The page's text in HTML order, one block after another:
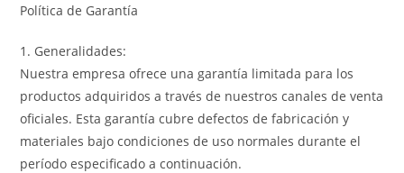
Política de Garantía
1. Generalidades:
Nuestra empresa ofrece una garantía limitada para los
productos adquiridos a través de nuestros canales de venta
oficiales. Esta garantía cubre defectos de fabricación y
materiales bajo condiciones de uso normales durante el
período especificado a continuación.